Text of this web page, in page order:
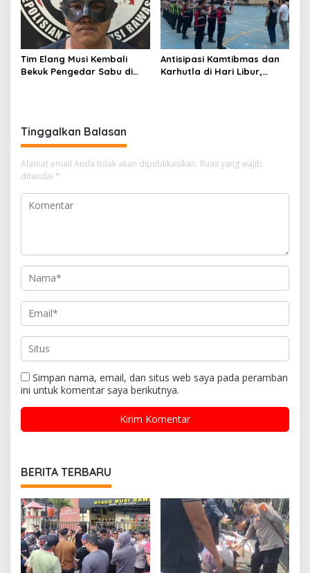
Tim Elang Musi Kembali
Bekuk Pengedar Sabu di
Antisipasi Kamtibmas dan
Karhutla di Hari Libur,
Tinggalkan Balasan
Alamat email Anda tidak akan dipublikasikan. Ruas yang wajib
ditandai *
Simpan nama, email, dan situs web saya pada peramban
ini untuk komentar saya berikutnya.
BERITA TERBARU